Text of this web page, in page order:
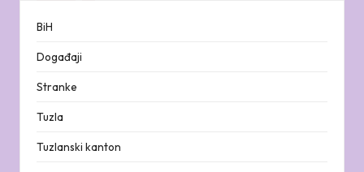
BiH
Događaji
Stranke
Tuzla
Tuzlanski kanton